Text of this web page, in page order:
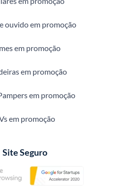
ouvido em promoção
em promoção
em promoção
em promoção
em promoção
Site Seguro